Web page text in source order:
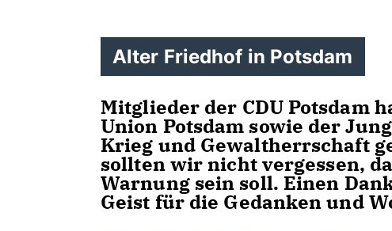
Alter Friedhof in Potsdam
Mitglieder der CDU Potsdam
Union Potsdam sowie der
Krieg und Gewaltherrschaft
sollten wir nicht vergessen,
Warnung sein soll. Einen
Geist für die Gedanken und